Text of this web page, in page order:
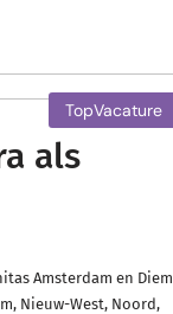
als
Amsterdam en
, Nieuw-West, Noord,